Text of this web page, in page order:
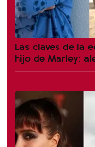
Las claves de la
hijo de Marley: